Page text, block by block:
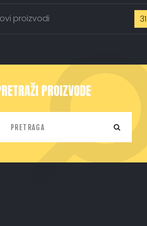
proizvodi 31
PROIZVODE